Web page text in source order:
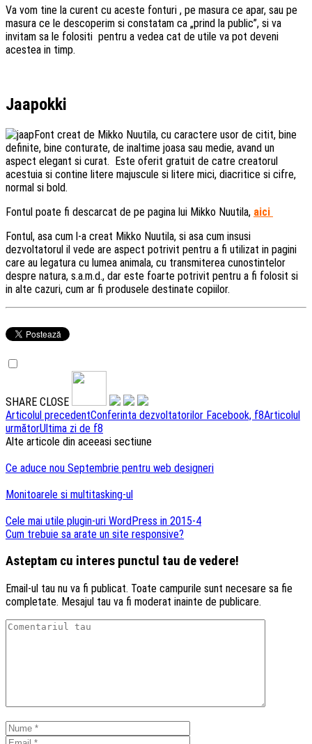
Va vom tine la curent cu aceste fonturi , pe masura ce apar, sau pe
masura ce le descoperim si constatam ca „prind la public”, si va
invitam sa le folositi pentru a vedea cat de utile va pot deveni
acestea in timp.
Jaapokki
Font creat de Mikko Nuutila, cu caractere usor de citit, bine
definite, bine conturate, de inaltime joasa sau medie, avand un
aspect elegant si curat. Este oferit gratuit de catre creatorul
acestuia si contine litere majuscule si litere mici, diacritice si cifre,
normal si bold.
Fontul poate fi descarcat de pe pagina lui Mikko Nuutila, aici
Fontul, asa cum l-a creat Mikko Nuutila, si asa cum insusi
dezvoltatorul il vede are aspect potrivit pentru a fi utilizat in pagini
care au legatura cu lumea animala, cu transmiterea cunostintelor
despre natura, s.a.m.d., dar este foarte potrivit pentru a fi folosit si
in alte cazuri, cum ar fi produsele destinate copiilor.
SHARE CLOSE
Navigare
articole
Articolul precedentConferinta dezvoltatorilor Facebook, f8Articolul
următorUltima zi de f8
Alte articole din aceeasi sectiune
Ce aduce nou Septembrie pentru web designeri
Monitoarele si multitasking-ul
Cele mai utile plugin-uri WordPress in 2015-4
Cum trebuie sa arate un site responsive?
Asteptam cu interes punctul tau de vedere!
Email-ul tau nu va fi publicat. Toate campurile sunt necesare sa fie
completate. Mesajul tau va fi moderat inainte de publicare.